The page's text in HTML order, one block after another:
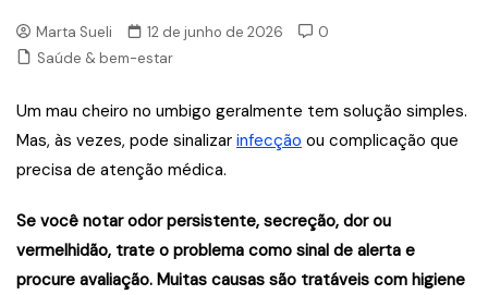
Marta Sueli 12 de junho de 2026
0
Saúde & bem-estar
Um mau cheiro no umbigo geralmente tem solução simples.
Mas, às vezes, pode sinalizar infecção ou complicação que
precisa de atenção médica.
Se você notar odor persistente, secreção, dor ou
vermelhidão, trate o problema como sinal de alerta e
procure avaliação. Muitas causas são tratáveis com higiene